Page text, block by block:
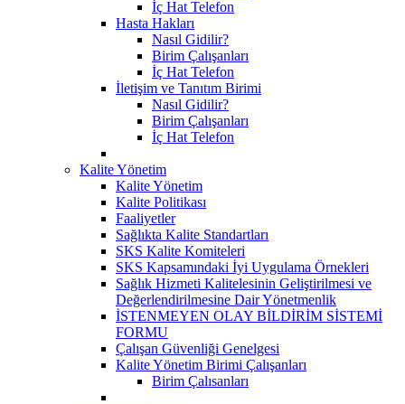
İç Hat Telefon
Hasta Hakları
Nasıl Gidilir?
Birim Çalışanları
İç Hat Telefon
İletişim ve Tanıtım Birimi
Nasıl Gidilir?
Birim Çalışanları
İç Hat Telefon
Kalite Yönetim
Kalite Yönetim
Kalite Politikası
Faaliyetler
Sağlıkta Kalite Standartları
SKS Kalite Komiteleri
SKS Kapsamındaki İyi Uygulama Örnekleri
Sağlık Hizmeti Kalitelesinin Geliştirilmesi ve
Değerlendirilmesine Dair Yönetmenlik
İSTENMEYEN OLAY BİLDİRİM SİSTEMİ
FORMU
Çalışan Güvenliği Genelgesi
Kalite Yönetim Birimi Çalışanları
Birim Çalısanları